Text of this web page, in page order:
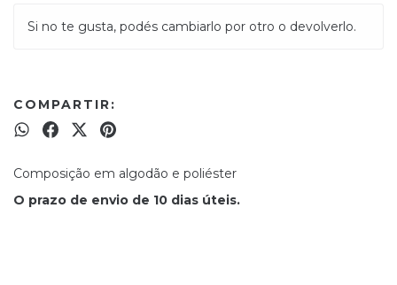
Si no te gusta, podés cambiarlo por otro o devolverlo.
COMPARTIR:
Composição em algodão e poliéster
O prazo de envio de 10 dias úteis.